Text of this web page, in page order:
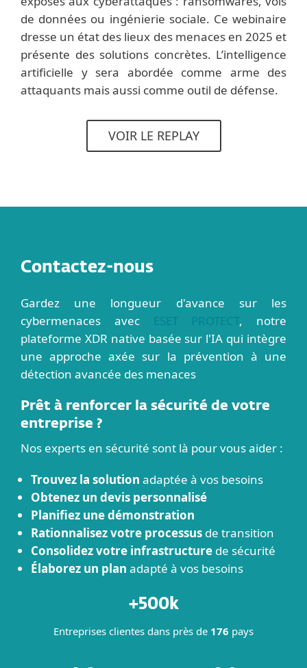
de données ou ingénierie sociale. Ce webinaire
dresse un état des lieux des menaces en 2025 et
présente des solutions concrètes. L’intelligence
artificielle y sera abordée comme arme des
attaquants mais aussi comme outil de défense.
VOIR LE REPLAY
Contactez-nous
Gardez une longueur d'avance sur les
cybermenaces avec
, notre
plateforme XDR native basée sur l'IA qui intègre
une approche axée sur la prévention à une
détection avancée des menaces
Prêt à renforcer la sécurité de votre
entreprise ?
Nos experts en sécurité sont là pour vous aider :
Trouvez la solution adaptée à vos besoins
Obtenez un devis personnalisé
Planifiez une démonstration
Rationnalisez votre processus de transition
Consolidez votre infrastructure de sécurité
Élaborez un plan adapté à vos besoins
+500k
Entreprises clientes dans près de 176 pays